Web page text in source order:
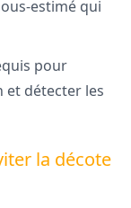
estimé qui
pour
et détecter les
la décote